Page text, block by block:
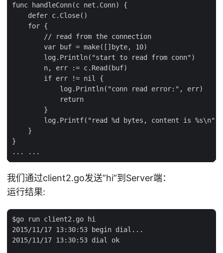
func handleConn(c net.Conn) {
    defer c.Close()
    for {
        // read from the connection
        var buf = make([]byte, 10)
        log.Println("start to read from conn")
        n, err := c.Read(buf)
        if err != nil {
            log.Println("conn read error:", err)
            return
        }
log.Printf("read %d bytes, content is %s\n",
    }
}
我们通过client2.go发送”hi”到Server端：
运行结果:
$go run client2.go hi
2015/11/17 13:30:53 begin dial...
2015/11/17 13:30:53 dial ok